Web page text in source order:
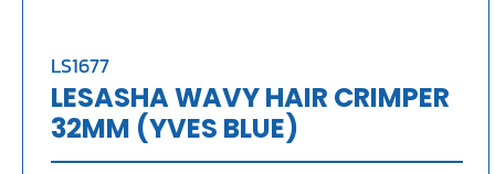
LS1677
LESASHA WAVY HAIR CRIMPER
32MM (YVES BLUE)